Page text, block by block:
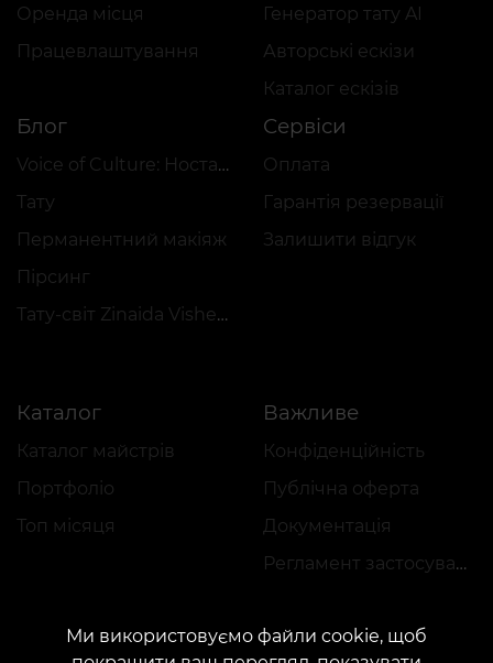
Оренда місця
Працевлаштування
Генератор тату AI
Авторські ескізи
Каталог ескізів
Блог
Voice of Culture: Ностальгія за 2000-ми
Тату
Перманентний макіяж
Пірсинг
Тату-світ Zinaida Vishenka
Сервіси
Оплата
Гарантія резервації
Залишити відгук
Каталог
Каталог майстрів
Портфоліо
Топ місяця
Важливе
Конфіденційність
Публічна оферта
Документація
Регламент застосування акцій
Ми використовуємо файли cookie, щоб